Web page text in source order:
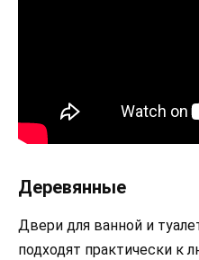
Деревянные
Двери для ванной и
подходят практически к